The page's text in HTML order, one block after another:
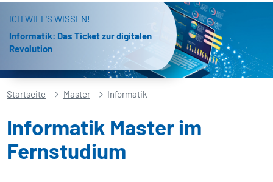
ICH WILL'S WISSEN!
Informatik: Das Ticket zur digitalen
Revolution
Startseite Master Informatik
Informatik Master im
Fernstudium